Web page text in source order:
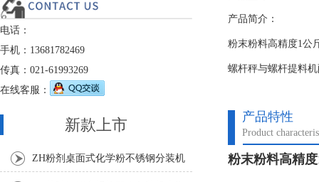
产品简介：
粉末粉料高精度1公
螺杆秤与螺杆提料
产品特性
Product
粉末粉料高精
电话：
手机：13681782469
传真：021-61993269
在线客服：
新款上市
ZH粉剂桌面式化学粉不锈钢分装机